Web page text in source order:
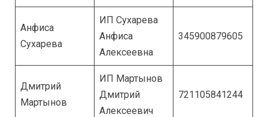
Анфиса
Сухарева
ИП Сухарева
Анфиса
Алексеевна
345900879605
Дмитрий
Мартынов
ИП Мартынов
Дмитрий
Алексеевич
721105841244